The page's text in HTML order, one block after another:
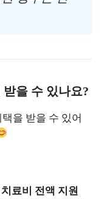
을 수 있나요?
을 받을 수 있어
치료비 전액 지원